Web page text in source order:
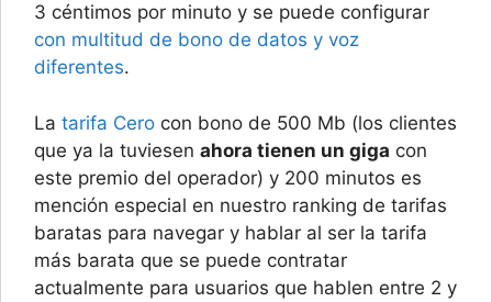
3 céntimos por minuto y se puede configurar
con multitud de bono de datos y voz
diferentes.
La tarifa Cero con bono de 500 Mb (los clientes
que ya la tuviesen ahora tienen un giga con
este premio del operador) y 200 minutos es
mención especial en nuestro ranking de tarifas
baratas para navegar y hablar al ser la tarifa
más barata que se puede contratar
actualmente para usuarios que hablen entre 2 y